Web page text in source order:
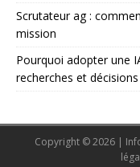
Scrutateur ag :
mission
Pourquoi adopter une
recherches et décisions
Copyright © 2026 |